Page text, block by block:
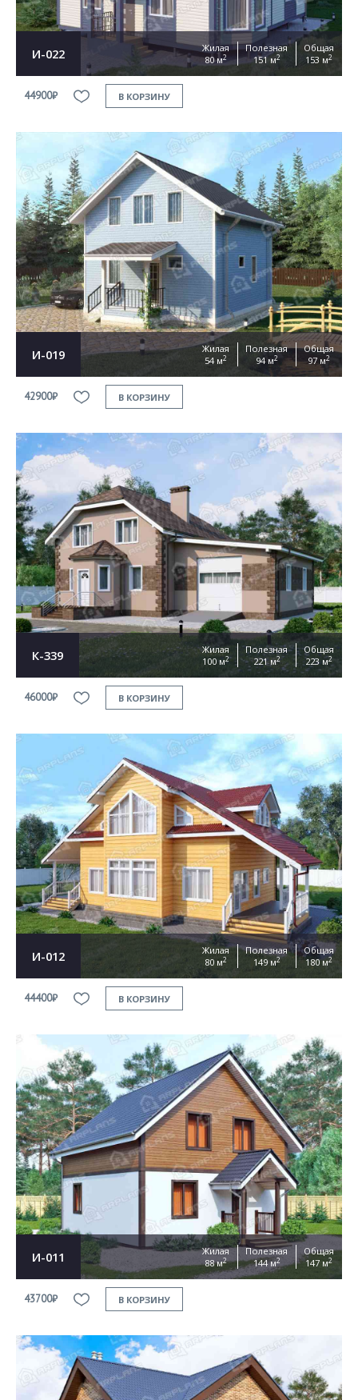
И-022
Жилая
80 м2
Полезная
151 м2
Общая
153 м2
44900₽ В КОРЗИНУ
И-019
Жилая
54 м2
Полезная
94 м2
Общая
97 м2
42900₽ В КОРЗИНУ
К-339
Жилая
100 м2
Полезная
221 м2
Общая
223 м2
46000₽ В КОРЗИНУ
И-012
Жилая
80 м2
Полезная
149 м2
Общая
180 м2
44400₽ В КОРЗИНУ
И-011
Жилая
88 м2
Полезная
144 м2
Общая
147 м2
43700₽ В КОРЗИНУ